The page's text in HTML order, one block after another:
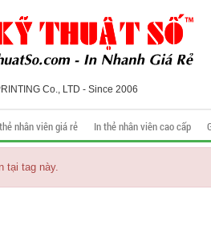
Co., LTD - Since 2006
nhân viên giá rẻ In thẻ nhân viên cao cấp
tại tag này.